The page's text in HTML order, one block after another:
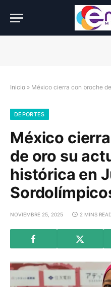
Inicio » México cierra con broche de oro su
DEPORTES
México
de oro su
histórica en
NOVIEMBRE 25, 2025 2 MINS